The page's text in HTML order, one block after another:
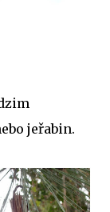
jeřabin.